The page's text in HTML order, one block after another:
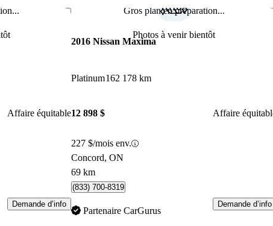
Enregistrer cette annonce
Affaire équitable
Demande d’info
Gros plan en préparation...
Photos à venir bientôt
2016 Nissan Maxima
Platinum162 178 km
12 898 $ Affaire
227 $/mois env.
Concord, ON
69 km
(833) 700-8319
Partenaire CarGurus
Demande d’info